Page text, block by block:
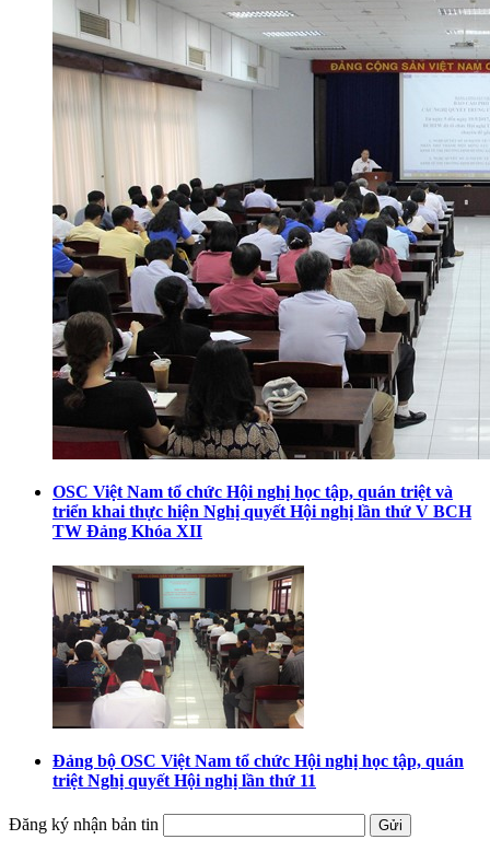
OSC Việt Nam tổ chức Hội nghị học tập, quán triệt và
triển khai thực hiện Nghị quyết Hội nghị lần thứ V BCH
TW Đảng Khóa XII
Đảng bộ OSC Việt Nam tổ chức Hội nghị học tập, quán
triệt Nghị quyết Hội nghị lần thứ 11
Đăng ký nhận bản tin